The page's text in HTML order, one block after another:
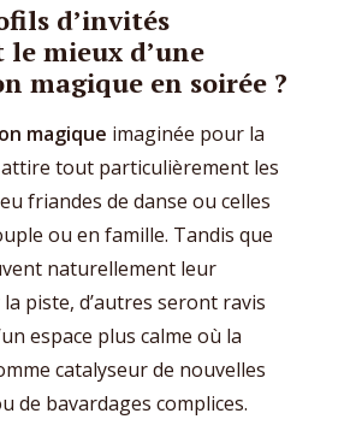
d’invités
mieux d’une
magique en soirée ?
magique imaginée pour la
tout particulièrement les
friandes de danse ou celles
ou en famille. Tandis que
naturellement leur
piste, d’autres seront ravis
espace plus calme où la
catalyseur de nouvelles
de bavardages complices.